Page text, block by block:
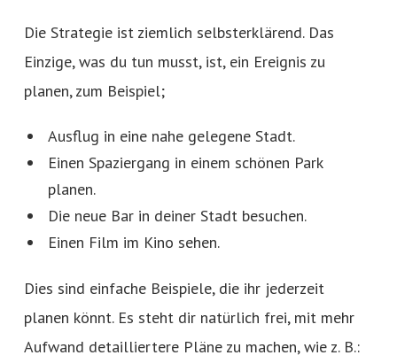
Die Strategie ist ziemlich selbsterklärend. Das
Einzige, was du tun musst, ist, ein Ereignis zu
planen, zum Beispiel;
Ausflug in eine nahe gelegene Stadt.
Einen Spaziergang in einem schönen Park
planen.
Die neue Bar in deiner Stadt besuchen.
Einen Film im Kino sehen.
Dies sind einfache Beispiele, die ihr jederzeit
planen könnt. Es steht dir natürlich frei, mit mehr
Aufwand detailliertere Pläne zu machen, wie z. B.: